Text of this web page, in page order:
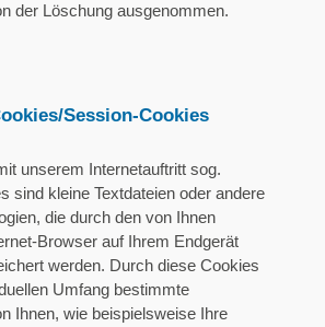
der Löschung ausgenommen.
Session-Cookies
unserem Internetauftritt sog.
sind kleine Textdateien oder andere
die durch den von Ihnen
Browser auf Ihrem Endgerät
werden. Durch diese Cookies
Umfang bestimmte
Ihnen, wie beispielsweise Ihre